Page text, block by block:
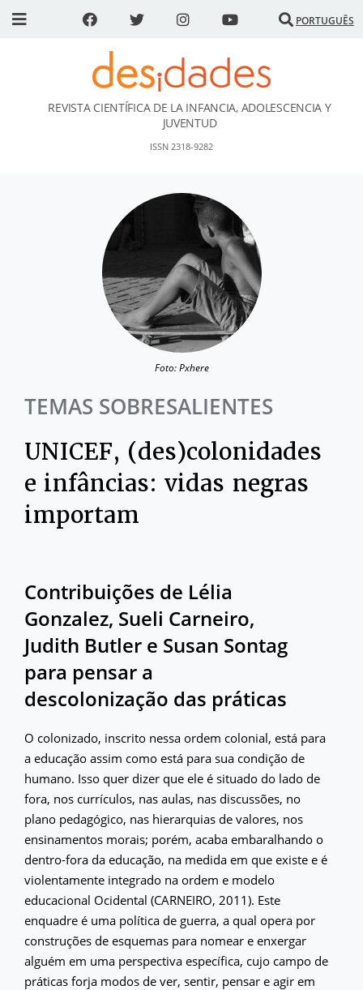
PORTUGUÊS
DESidades
REVISTA CIENTÍFICA DE LA INFANCIA, ADOLESCENCIA Y
JUVENTUD
ISSN 2318-9282
Foto: Pxhere
TEMAS SOBRESALIENTES
UNICEF, (des)colonidades
e infâncias: vidas negras
importam
Contribuições de Lélia
Gonzalez, Sueli Carneiro,
Judith Butler e Susan Sontag
para pensar a
descolonização das práticas
O colonizado, inscrito nessa ordem colonial, está para
a educação assim como está para sua condição de
humano. Isso quer dizer que ele é situado do lado de
fora, nos currículos, nas aulas, nas discussões, no
plano pedagógico, nas hierarquias de valores, nos
ensinamentos morais; porém, acaba embaralhando o
dentro-fora da educação, na medida em que existe e é
violentamente integrado na ordem e modelo
educacional Ocidental (CARNEIRO, 2011). Este
enquadre é uma política de guerra, a qual opera por
construções de esquemas para nomear e enxergar
alguém em uma perspectiva específica, cujo campo de
práticas forja modos de ver, sentir, pensar e agir em